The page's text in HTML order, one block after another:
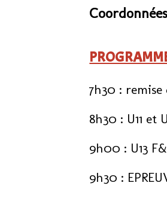
Coordonnées
7h30 : remise
8h30 : U11 et
9h00 : U13
9h30 :